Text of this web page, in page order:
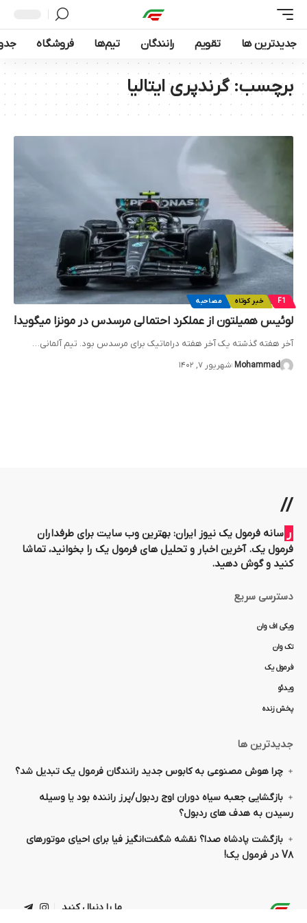
جدیدترین ها تقویم رانندگان تیم‌ها فروشگاه
برچسب:گرندپری ایتالیا
F1 خبر کوتاه مصاحبه
لوئیس همیلتون از عملکرد احتمالی مرسدس در مونزا میگوید!
آخر هفته گذشته یک آخر هفته دراماتیک برای مرسدس بود. تیم آلمانی…
Mohammad شهریور ۷, ۱۴۰۲
//
رسانه فرمول یک نیوز ایران: بهترین وب سایت برای طرفداران
فرمول یک. آخرین اخبار و تحلیل های فرمول یک را بخوانید، تماشا
کنید و گوش دهید.
دسترسی سریع
ویکی اف وان
تک وان
فرمول یک
ویدئو
پخش زنده
جدیدترین ها
چرا هوش مصنوعی به کابوس جدید رانندگان فرمول یک تبدیل شد؟
بازگشایی جعبه سیاه دوران اوج ردبول/پرز راننده بود یا وسیله
رسیدن به هدف های ردبول؟
بازگشت پادشاه صدا؟ نقشه شگفت‌انگیز فیا برای احیای موتورهای
V۸ در فرمول یک!
ما را دنبال کنید